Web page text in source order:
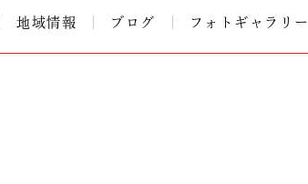
地域情報 ブログ フォトギャラリー